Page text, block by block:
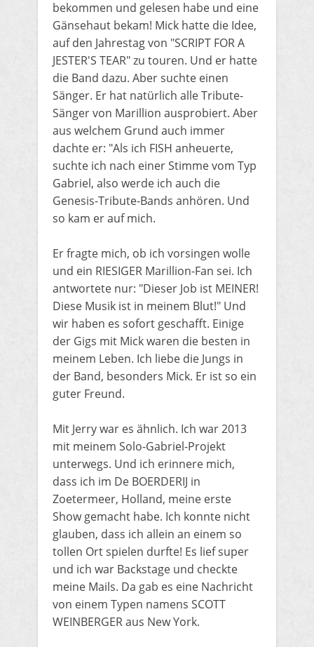
bekommen und gelesen habe und eine
Gänsehaut bekam! Mick hatte die Idee,
auf den Jahrestag von "SCRIPT FOR A
JESTER'S TEAR" zu touren. Und er hatte
die Band dazu. Aber suchte einen
Sänger. Er hat natürlich alle Tribute-
Sänger von Marillion ausprobiert. Aber
aus welchem Grund auch immer
dachte er: "Als ich FISH anheuerte,
suchte ich nach einer Stimme vom Typ
Gabriel, also werde ich auch die
Genesis-Tribute-Bands anhören. Und
so kam er auf mich.
Er fragte mich, ob ich vorsingen wolle
und ein RIESIGER Marillion-Fan sei. Ich
antwortete nur: "Dieser Job ist MEINER!
Diese Musik ist in meinem Blut!" Und
wir haben es sofort geschafft. Einige
der Gigs mit Mick waren die besten in
meinem Leben. Ich liebe die Jungs in
der Band, besonders Mick. Er ist so ein
guter Freund.
Mit Jerry war es ähnlich. Ich war 2013
mit meinem Solo-Gabriel-Projekt
unterwegs. Und ich erinnere mich,
dass ich im De BOERDERIJ in
Zoetermeer, Holland, meine erste
Show gemacht habe. Ich konnte nicht
glauben, dass ich allein an einem so
tollen Ort spielen durfte! Es lief super
und ich war Backstage und checkte
meine Mails. Da gab es eine Nachricht
von einem Typen namens SCOTT
WEINBERGER aus New York.